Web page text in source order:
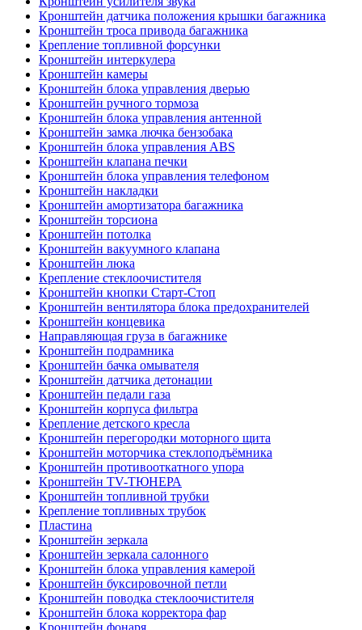
Кронштейн датчика положения крышки багажника
Кронштейн троса привода багажника
Крепление топливной форсунки
Кронштейн интеркулера
Кронштейн камеры
Кронштейн блока управления дверью
Кронштейн ручного тормоза
Кронштейн блока управления антенной
Кронштейн замка лючка бензобака
Кронштейн блока управления ABS
Кронштейн клапана печки
Кронштейн блока управления телефоном
Кронштейн накладки
Кронштейн амортизатора багажника
Кронштейн торсиона
Кронштейн потолка
Кронштейн вакуумного клапана
Кронштейн люка
Крепление стеклоочистителя
Кронштейн кнопки Старт-Стоп
Кронштейн вентилятора блока предохранителей
Кронштейн концевика
Направляющая груза в багажнике
Кронштейн подрамника
Кронштейн бачка омывателя
Кронштейн датчика детонации
Кронштейн педали газа
Кронштейн корпуса фильтра
Крепление детского кресла
Кронштейн перегородки моторного щита
Кронштейн моторчика стеклоподъёмника
Кронштейн противооткатного упора
Кронштейн TV-ТЮНЕРА
Кронштейн топливной трубки
Крепление топливных трубок
Пластина
Кронштейн зеркала
Кронштейн зеркала салонного
Кронштейн блока управления камерой
Кронштейн буксировочной петли
Кронштейн поводка стеклоочистителя
Кронштейн блока корректора фар
Кронштейн фонаря